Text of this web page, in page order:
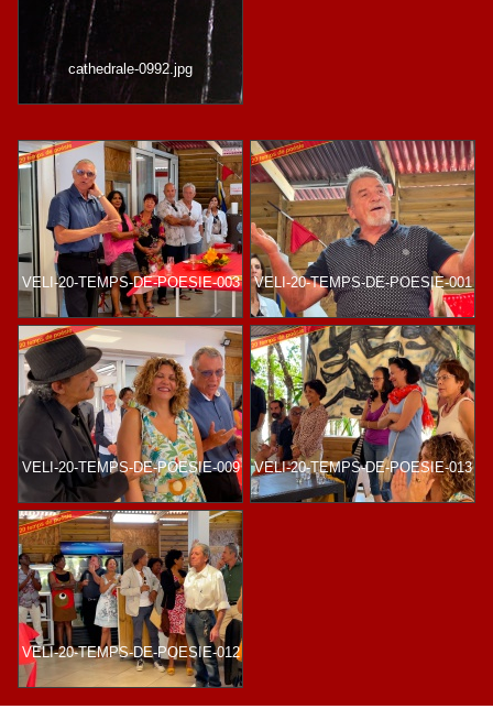
cathedrale-0992.jpg
VELI-20-TEMPS-DE-POESIE-003 VELI-20-TEMPS-DE-POESIE-001
VELI-20-TEMPS-DE-POESIE-009 VELI-20-TEMPS-DE-POESIE-013
VELI-20-TEMPS-DE-POESIE-012